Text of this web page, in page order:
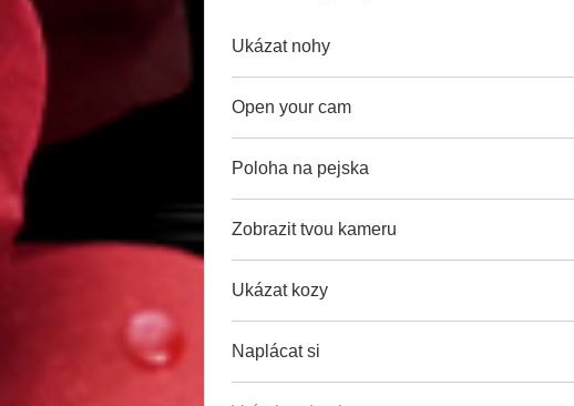
Ukázat nohy
Open your cam
Poloha na pejska
Zobrazit tvou kameru
Ukázat kozy
Naplácat si